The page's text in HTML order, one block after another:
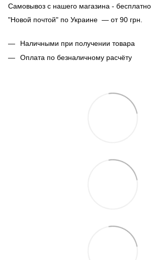
Самовывоз с нашего магазина - бесплатно.
"Новой почтой" по Украине — от 90 грн.
Наличными при получении товара
Оплата по безналичному расчёту